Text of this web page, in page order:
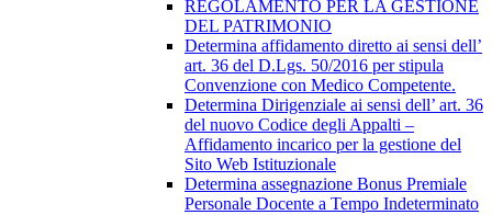
REGOLAMENTO PER LA GESTIONE
DEL PATRIMONIO
Determina affidamento diretto ai sensi dell’
art. 36 del D.Lgs. 50/2016 per stipula
Convenzione con Medico Competente.
Determina Dirigenziale ai sensi dell’ art. 36
del nuovo Codice degli Appalti –
Affidamento incarico per la gestione del
Sito Web Istituzionale
Determina assegnazione Bonus Premiale
Personale Docente a Tempo Indeterminato